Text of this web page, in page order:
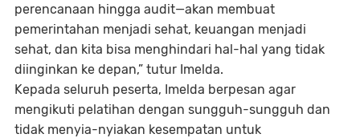
perencanaan hingga audit—akan membuat
pemerintahan menjadi sehat, keuangan menjadi
sehat, dan kita bisa menghindari hal-hal yang tidak
diinginkan ke depan,” tutur Imelda.
Kepada seluruh peserta, Imelda berpesan agar
mengikuti pelatihan dengan sungguh-sungguh dan
tidak menyia-nyiakan kesempatan untuk